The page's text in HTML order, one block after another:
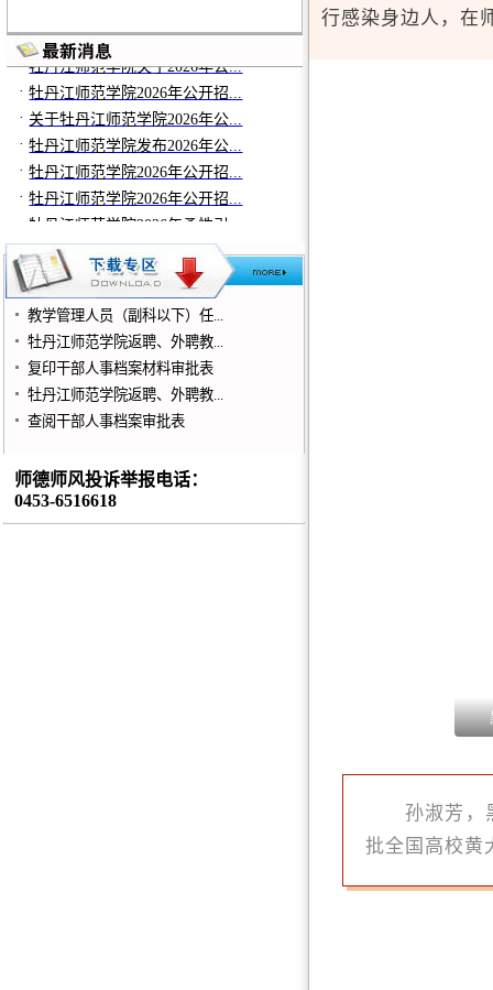
· 牡丹江师范学院关于2026年公...
· 牡丹江师范学院2026年公开招...
关于牡丹江师范学院2026年公...
牡丹江师范学院发布2026年公...
牡丹江师范学院2026年公开招...
牡丹江师范学院2026年公开招...
牡丹江师范学院2026年柔性引...
牡丹江师范学院2026年公开招...
· 学校召开庆祝第41个教师节教...
· 牡丹江师范学院2025年公开招...
教学管理人员（副科以下）任...
牡丹江师范学院返聘、外聘教...
复印干部人事档案材料审批表
牡丹江师范学院返聘、外聘教...
查阅干部人事档案审批表
师德师风投诉举报电话：
0453-6516618
行感染身边人，在
孙淑芳，
批全国高校黄